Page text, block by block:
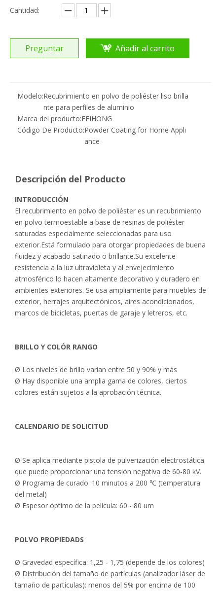
Cantidad:
Preguntar Añadir al carrito
Modelo:Recubrimiento en polvo de poliéster liso brilla
nte para perfiles de aluminio
Marca del producto:FEIHONG
Código De Producto:Powder Coating for Home Appli
ance
Descripción del Producto
INTRODUCCIÓN
El recubrimiento en polvo de poliéster es un recubrimiento
en polvo termoestable a base de resinas de poliéster
saturadas especialmente seleccionadas para uso
exterior.Está formulado para otorgar propiedades de buena
fluidez y acabado satinado o brillante.Su excelente
resistencia a la luz ultravioleta y al envejecimiento
atmosférico lo hacen altamente decorativo y duradero en
ambientes exteriores. Se usa ampliamente para muebles de
exterior, herrajes arquitectónicos, aires acondicionados,
marcos de bicicletas, puertas de garaje y letreros, etc.
BRILLO Y COLÓR RANGO
Ø Los niveles de brillo varían entre 50 y 90% y más
Ø Hay disponible una amplia gama de colores, ciertos
colores están sujetos a la aprobación técnica.
CALENDARIO DE SOLICITUD
Ø Se aplica mediante pistola de pulverización electrostática
que puede proporcionar una tensión negativa de 60-80 kV.
Ø Programa de curado: 10 minutos a 200 ℃ (temperatura
del metal)
Ø Espesor óptimo de la película: 60 - 80 um
POLVO PROPIEDADS
Ø Gravedad específica: 1,25 - 1,75 (depende de los colores)
Ø Distribución del tamaño de partículas (analizador láser de
tamaño de partículas): menos del 5% por encima de 100